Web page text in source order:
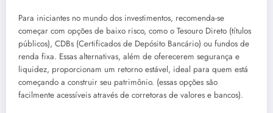
Para iniciantes no mundo dos investimentos, recomenda-se
começar com opções de baixo risco, como o Tesouro Direto (títulos
públicos), CDBs (Certificados de Depósito Bancário) ou fundos de
renda fixa. Essas alternativas, além de oferecerem segurança e
liquidez, proporcionam um retorno estável, ideal para quem está
começando a construir seu patrimônio. (essas opções são
facilmente acessíveis através de corretoras de valores e bancos).